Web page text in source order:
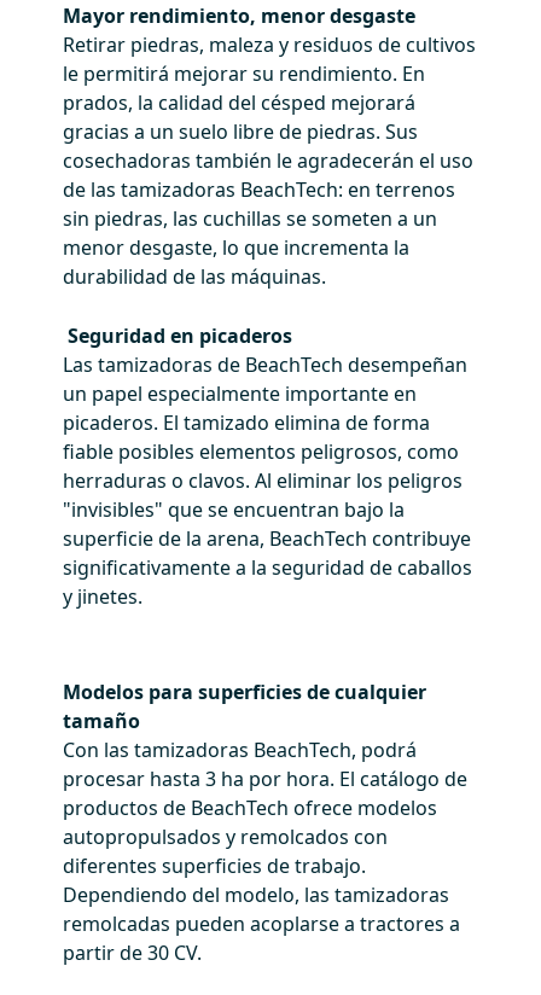
Mayor rendimiento, menor desgaste
Retirar piedras, maleza y residuos de cultivos
le permitirá mejorar su rendimiento. En
prados, la calidad del césped mejorará
gracias a un suelo libre de piedras. Sus
cosechadoras también le agradecerán el uso
de las tamizadoras BeachTech: en terrenos
sin piedras, las cuchillas se someten a un
menor desgaste, lo que incrementa la
durabilidad de las máquinas.
Seguridad en picaderos
Las tamizadoras de BeachTech desempeñan
un papel especialmente importante en
picaderos. El tamizado elimina de forma
fiable posibles elementos peligrosos, como
herraduras o clavos. Al eliminar los peligros
"invisibles" que se encuentran bajo la
superficie de la arena, BeachTech contribuye
significativamente a la seguridad de caballos
y jinetes.
Modelos para superficies de cualquier
tamaño
Con las tamizadoras BeachTech, podrá
procesar hasta 3 ha por hora. El catálogo de
productos de BeachTech ofrece modelos
autopropulsados y remolcados con
diferentes superficies de trabajo.
Dependiendo del modelo, las tamizadoras
remolcadas pueden acoplarse a tractores a
partir de 30 CV.